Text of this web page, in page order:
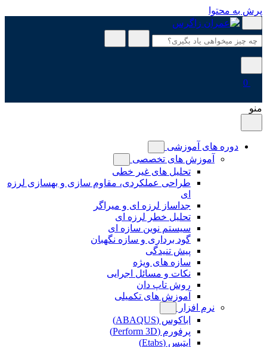
پرش به محتوا
0
منو
دوره های آموزشی
آموزش های تخصصی
تحلیل های غیر خطی
طراحی عملکردی، مقاوم سازی و بهسازی لرزه
ای
جداساز لرزه ای و میراگر
تحلیل خطر لرزه ای
سیستم نوین سازه ای
گود برداری و سازه نگهبان
پیش تنیدگی
سازه های ویژه
نکات و مسائل اجرایی
روش تاپ دان
آموزش های تکمیلی
نرم افزار
اباکوس (ABAQUS)
پرفورم (Perform 3D)
ایتبس (Etabs)